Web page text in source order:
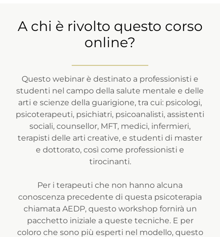
A chi è rivolto questo corso
online?
Questo webinar è destinato a professionisti e
studenti nel campo della salute mentale e delle
arti e scienze della guarigione, tra cui: psicologi,
psicoterapeuti, psichiatri, psicoanalisti, assistenti
sociali, counsellor, MFT, medici, infermieri,
terapisti delle arti creative, e studenti di master
e dottorato, così come professionisti e
tirocinanti.
Per i terapeuti che non hanno alcuna
conoscenza precedente di questa psicoterapia
chiamata AEDP, questo workshop fornirà un
pacchetto iniziale a queste tecniche. E per
coloro che sono più esperti nel modello, questo